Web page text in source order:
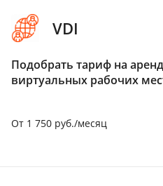
VDI
Подобрать тариф на
виртуальных рабочих
От 1 750 руб./месяц